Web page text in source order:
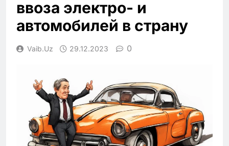
ввоза электро- и
автомобилей в страну
Vaib.uz 29.12.2023 0